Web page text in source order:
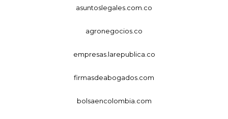
asuntoslegales.com.co
agronegocios.co
empresas.larepublica.co
firmasdeabogados.com
bolsaencolombia.com